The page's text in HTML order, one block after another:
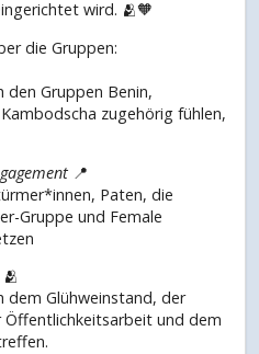
wird. 🫂🧡
die Gruppen:
den Gruppen Benin,
zugehörig fühlen,
📍
Paten, die
Gruppe und Female
🫂
dem Glühweinstand, der
und dem